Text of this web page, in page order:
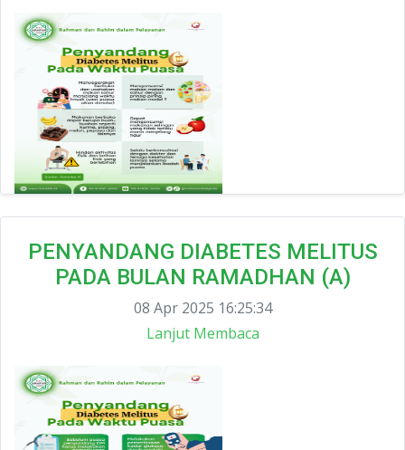
PENYANDANG DIABETES MELITUS
PADA BULAN RAMADHAN (A)
08 Apr 2025 16:25:34
Lanjut Membaca